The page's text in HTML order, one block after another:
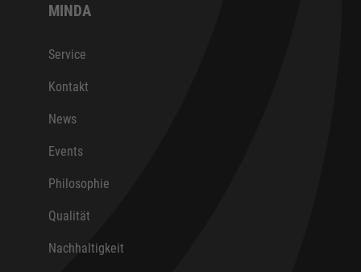
MINDA
Service
Kontakt
News
Events
Philosophie
Qualität
Nachhaltigkeit